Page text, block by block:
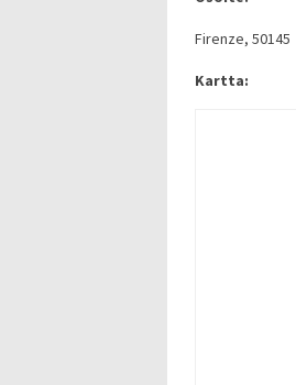
Firenze, 50145
Kartta: